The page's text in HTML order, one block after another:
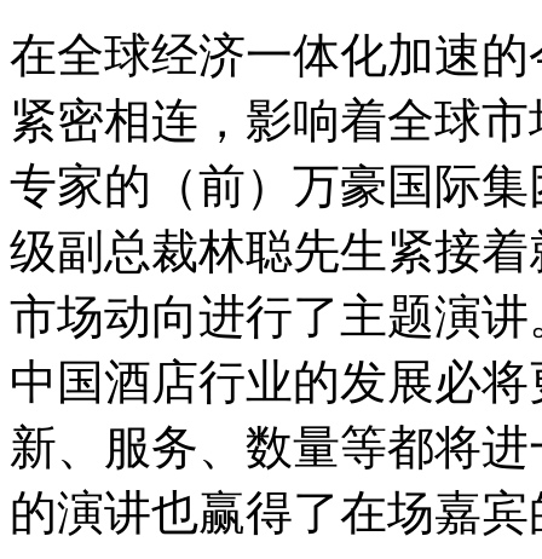
在全球经济一体化加速
紧密相连，影响着全球
专家的（前）万豪国际
级副总裁林聪先生紧接
市场动向进行了主题演
中国酒店行业的发展必
新、服务、数量等都将
的演讲也赢得了在场嘉